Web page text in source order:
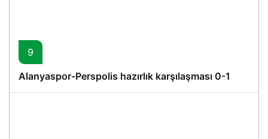
9
Alanyaspor-Perspolis hazırlık karşılaşması 0-1